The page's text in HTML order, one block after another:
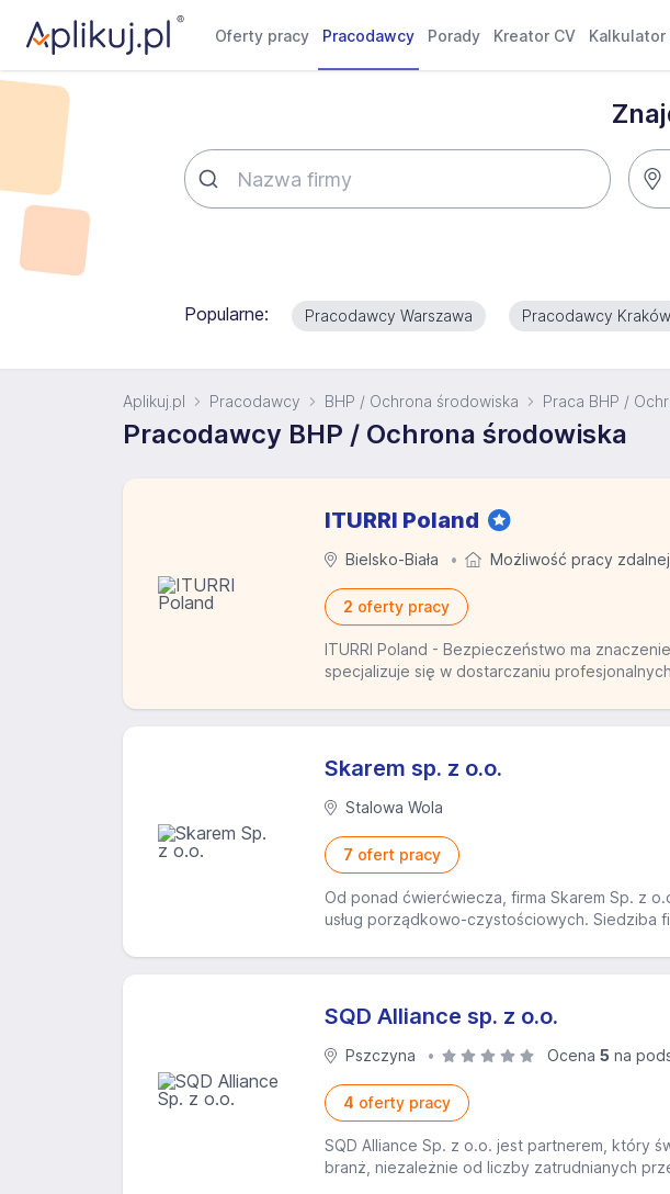
Oferty pracy Pracodawcy Porady Kreator CV
Popularne: Pracodawcy Warszawa Pracodawcy Kraków
Aplikuj.pl Pracodawcy BHP / Ochrona środowiska Praca BHP /
Pracodawcy BHP / Ochrona środowiska
ITURRI Poland
Bielsko-Biała Możliwość pracy zdalnej
2 oferty pracy
ITURRI Poland - Bezpieczeństwo ma
specjalizuje się w dostarczaniu
Skarem sp. z o.o.
Stalowa Wola
7 ofert pracy
Od ponad ćwierćwiecza, firma Skarem Sp. z
usług porządkowo-czystościowych. Siedziba
SQD Alliance sp. z o.o.
Pszczyna Ocena5 na
4 oferty pracy
SQD Alliance Sp. z o.o. jest partnerem, który
branż, niezależnie od liczby zatrudnianych